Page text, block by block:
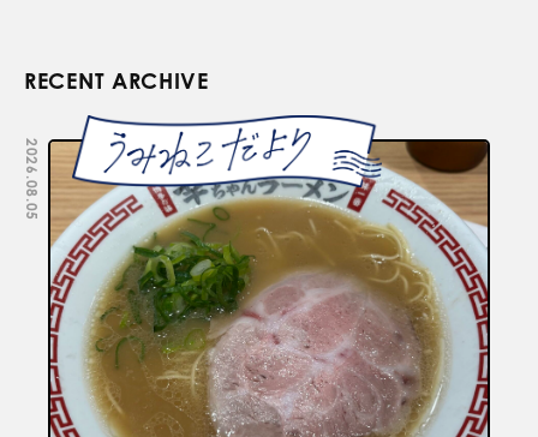
RECENT ARCHIVE
2026.08.05